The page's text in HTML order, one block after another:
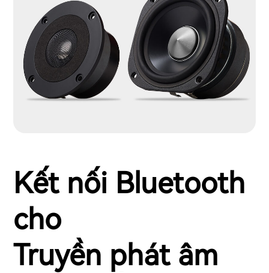
Kết nối Bluetooth
cho
Truyền phát âm